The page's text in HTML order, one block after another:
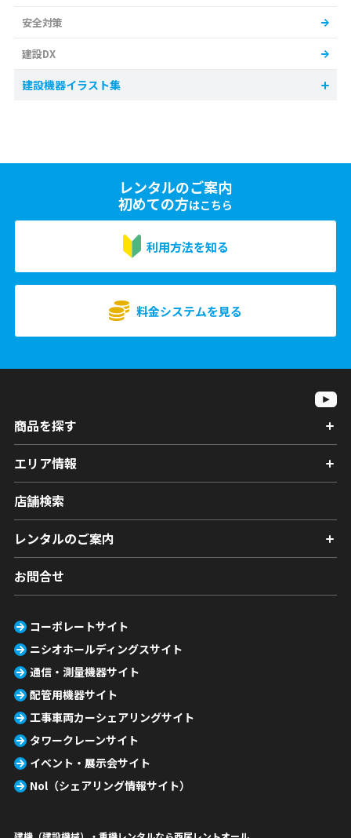
安全対策
建設DX
建設機器イラスト集
レンタルのご案内
初めての方はこちら
利用方法を知る
料金システムを見る
商品を探す
エリア情報
店舗検索
レンタルのご案内
お問合せ
コーポレートサイト
ニシオホールディングスサイト
通信・測量機器サイト
配管用機器サイト
工事車両カーシェアリングサイト
タワークレーンサイト
イベント・展示会サイト
Nol（シェアリング情報サイト）